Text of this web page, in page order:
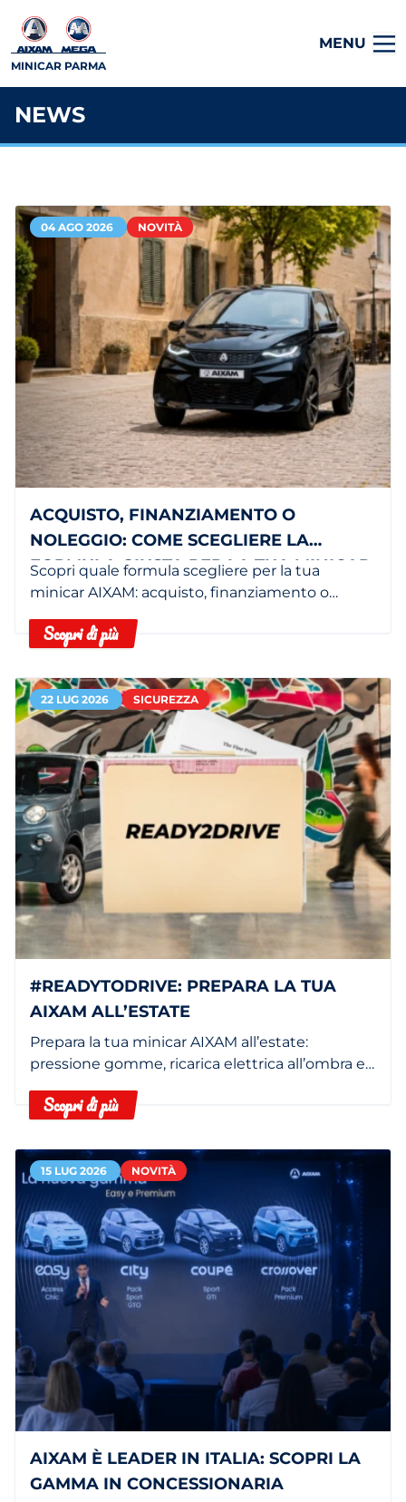
MINICAR PARMA
MENU
NEWS
04 AGO 2026 NOVITÀ
ACQUISTO, FINANZIAMENTO O
NOLEGGIO: COME SCEGLIERE LA
FORMULA GIUSTA PER LA TUA MINICAR
Scopri quale formula scegliere per la tua
minicar AIXAM: acquisto, finanziamento o
Scopri di più
22 LUG 2026 SICUREZZA
#READYTODRIVE: PREPARA LA TUA
AIXAM ALL’ESTATE
Prepara la tua minicar AIXAM all’estate:
pressione gomme, ricarica elettrica all’ombra e
Scopri di più
15 LUG 2026 NOVITÀ
AIXAM È LEADER IN ITALIA: SCOPRI LA
GAMMA IN CONCESSIONARIA